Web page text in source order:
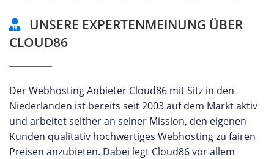
UNSERE EXPERTENMEINUNG ÜBER
CLOUD86
Der Webhosting Anbieter Cloud86 mit Sitz in den
Niederlanden ist bereits seit 2003 auf dem Markt aktiv
und arbeitet seither an seiner Mission, den eigenen
Kunden qualitativ hochwertiges Webhosting zu fairen
Preisen anzubieten. Dabei legt Cloud86 vor allem